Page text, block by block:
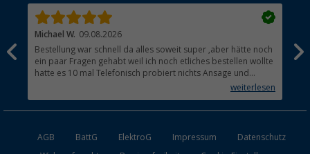
Michael W. 09.08.2026
Bestellung war schnell da alles soweit super ,aber hätte noch
ein paar Fragen gehabt weil ich noch etliches bestellen wollte
hatte es 10 mal Telefonisch probiert nichts Ansage und
weiterlesen
Ich
AGB BattG ElektroG Impressum
Datenschutz